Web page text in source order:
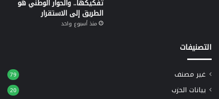
تفكيكها.. والحوار الوطني هو
الطريق إلى الاستقرار
منذ أسبوع واحد
التصنيفات
غير مصنف 79
بيانات الحزب 20